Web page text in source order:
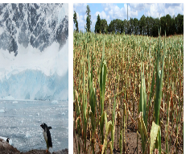
26 Ocak 2024